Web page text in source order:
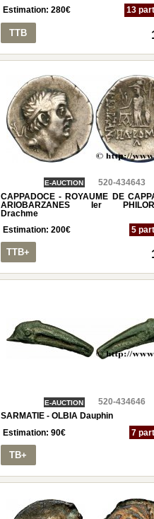
Estimation:280€ 13
TTB
E-AUCTION
520-434643
CAPPADOCE - ROYAUME DE
ARIOBARZANES Ier
Drachme
Estimation:200€ 5
TTB+
E-AUCTION
520-434646
SARMATIE - OLBIA Dauphin
Estimation:90€ 7
TB+